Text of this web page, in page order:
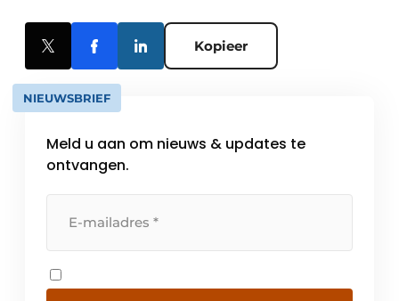
Kopieer
NIEUWSBRIEF
Meld u aan om nieuws & updates te
ontvangen.